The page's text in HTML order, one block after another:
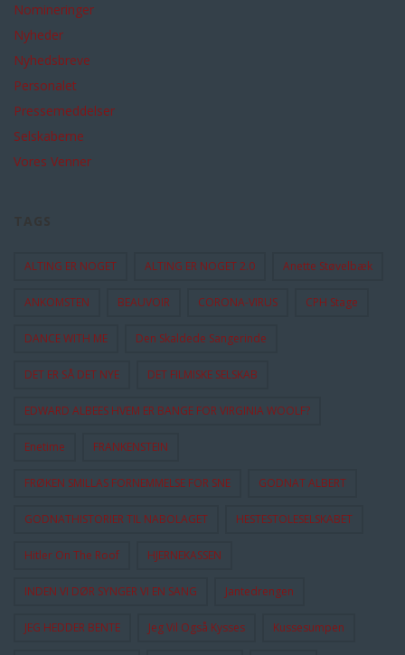
Nomineringer
Nyheder
Nyhedsbreve
Personalet
Pressemeddelser
Selskaberne
Vores Venner
ALTING ER NOGET ALTING ER NOGET 2.0 Anette Støvelbæk
ANKOMSTEN BEAUVOIR CORONA-VIRUS CPH Stage
DANCE WITH ME Den Skaldede Sangerinde
DET ER SÅ DET NYE DET FILMISKE SELSKAB
EDWARD ALBEES HVEM ER BANGE FOR VIRGINIA WOOLF?
Enetime FRANKENSTEIN
FRØKEN SMILLAS FORNEMMELSE FOR SNE GODNAT ALBERT
GODNATHISTORIER TIL NABOLAGET HESTESTOLESELSKABET
Hitler On The Roof HJERNEKASSEN
INDEN VI DØR SYNGER VI EN SANG Jantedrengen
JEG HEDDER BENTE Jeg Vil Også Kysses Kussesumpen